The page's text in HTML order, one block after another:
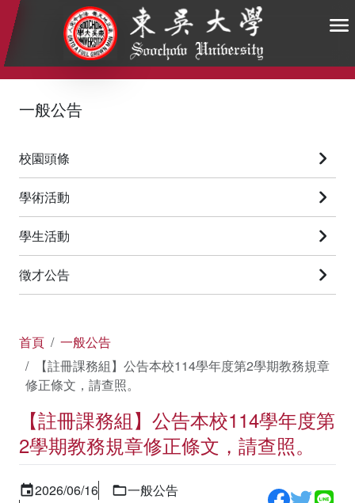
:::
一般公告
校園頭條
學術活動
學生活動
徵才公告
首頁
一般公告
【註冊課務組】公告本校114學年度第2學期教務規章
修正條文，請查照。
【註冊課務組】公告本校114學年度第
2學期教務規章修正條文，請查照。
2026/06/16
一般公告